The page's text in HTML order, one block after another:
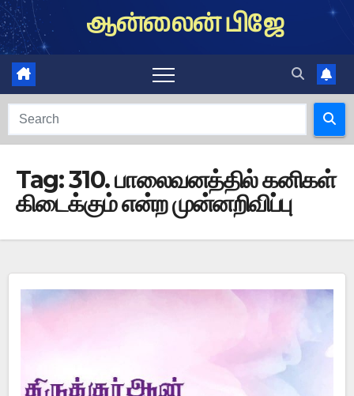
Skip
to
content
ஆன்லைன் பிஜே
Tag:310. பாலைவனத்தில் கனிகள்
கிடைக்கும் என்ற முன்னறிவிப்பு